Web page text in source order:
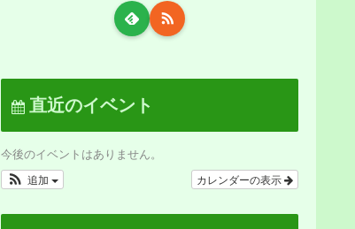
直近のイベント
今後のイベントはありません。
カレンダーの表示
追加